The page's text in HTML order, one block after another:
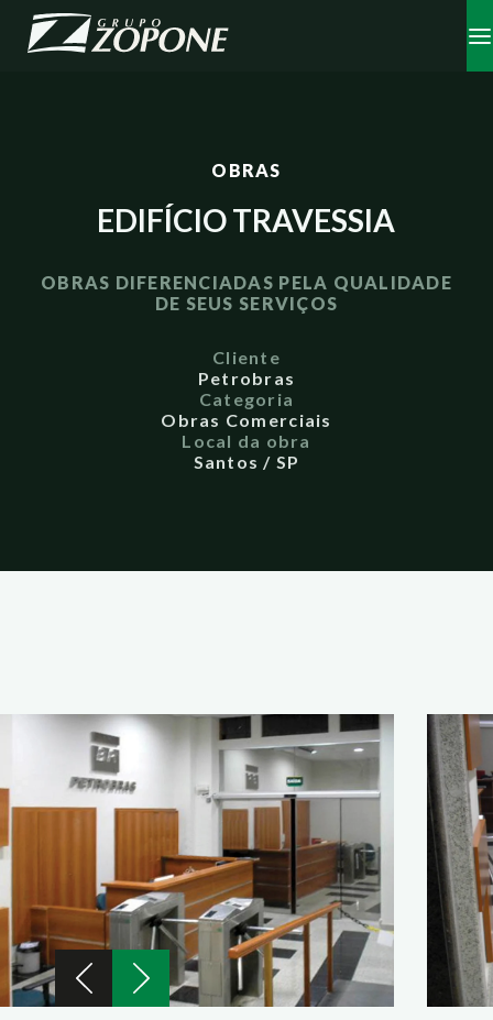
OBRAS
EDIFÍCIO TRAVESSIA
OBRAS DIFERENCIADAS PELA QUALIDADE
DE SEUS SERVIÇOS
Cliente
Petrobras
Categoria
Obras Comerciais
Local da obra
Santos / SP